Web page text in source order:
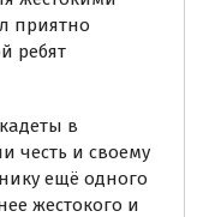
приятно
ребят
в
честь и своему
ещё одного
жестокого и